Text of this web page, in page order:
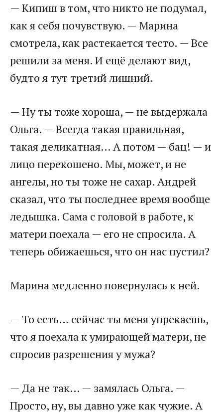
— Кипиш в том, что никто не подумал,
как я себя почувствую. — Марина
смотрела, как растекается тесто. — Все
решили за меня. И ещё делают вид,
будто я тут третий лишний.
— Ну ты тоже хороша, — не выдержала
Ольга. — Всегда такая правильная,
такая деликатная… А потом — бац! — и
лицо перекошено. Мы, может, и не
ангелы, но ты тоже не сахар. Андрей
сказал, что ты последнее время вообще
ледышка. Сама с головой в работе, к
матери поехала — его не спросила. А
теперь обижаешься, что он нас пустил?
Марина медленно повернулась к ней.
— То есть… сейчас ты меня упрекаешь,
что я поехала к умирающей матери, не
спросив разрешения у мужа?
— Да не так… — замялась Ольга. —
Просто, ну, вы давно уже как чужие. А